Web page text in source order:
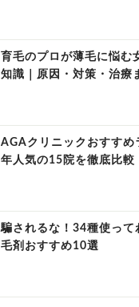
育毛のプロが薄毛に悩む
知識｜原因・対策・治療
AGAクリニックおすす
年人気の15院を徹底比較
騙されるな！34種使って
毛剤おすすめ10選